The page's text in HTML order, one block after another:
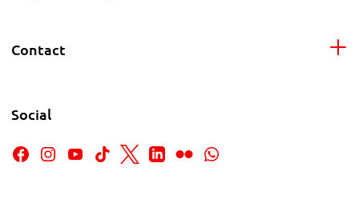
Contact
Social